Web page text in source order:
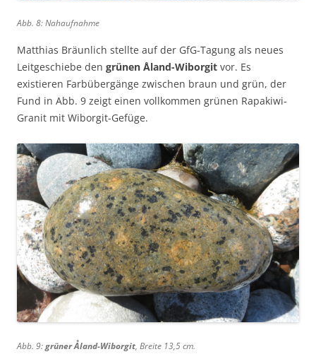
Abb. 8: Nahaufnahme
Matthias Bräunlich stellte auf der GfG-Tagung als neues
Leitgeschiebe den grünen Åland-Wiborgit vor. Es
existieren Farbübergänge zwischen braun und grün, der
Fund in Abb. 9 zeigt einen vollkommen grünen Rapakiwi-
Granit mit Wiborgit-Gefüge.
Abb. 9:grüner Åland-Wiborgit, Breite 13,5 cm.